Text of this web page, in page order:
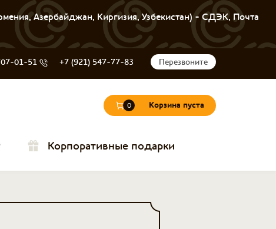
Азербайджан, Киргизия, Узбекистан) - СДЭК, Почта
01-51 +7 (921) 547-77-83 Перезвоните
0 Корзина пуста
Корпоративные подарки